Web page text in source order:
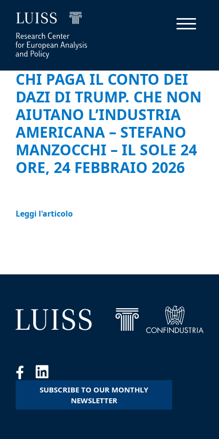
CHI PAGA IL CONTO DEI
DAZI DI TRUMP. CHE NON
AIUTANO L’INDUSTRIA
AMERICANA – STEFANO
MANZOCCHI – IL SOLE 24
ORE, 24 FEBBRAIO 2026
Leggi l'articolo
SUBSCRIBE TO OUR MONTHLY
NEWSLETTER